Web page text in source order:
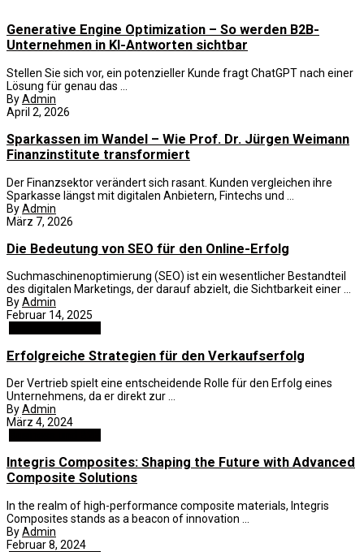
Generative Engine Optimization – So werden B2B-
Unternehmen in KI-Antworten sichtbar
Stellen Sie sich vor, ein potenzieller Kunde fragt ChatGPT nach einer
Lösung für genau das ...
ByAdmin
April 2, 2026
Sparkassen im Wandel – Wie Prof. Dr. Jürgen Weimann
Finanzinstitute transformiert
Der Finanzsektor verändert sich rasant. Kunden vergleichen ihre
Sparkasse längst mit digitalen Anbietern, Fintechs und ...
ByAdmin
März 7, 2026
Die Bedeutung von SEO für den Online-Erfolg
Suchmaschinenoptimierung (SEO) ist ein wesentlicher Bestandteil
des digitalen Marketings, der darauf abzielt, die Sichtbarkeit einer ...
ByAdmin
Februar 14, 2025
Erfolgreiche Strategien für den Verkaufserfolg
Der Vertrieb spielt eine entscheidende Rolle für den Erfolg eines
Unternehmens, da er direkt zur ...
ByAdmin
März 4, 2024
Integris Composites: Shaping the Future with Advanced
Composite Solutions
In the realm of high-performance composite materials, Integris
Composites stands as a beacon of innovation ...
ByAdmin
Februar 8, 2024